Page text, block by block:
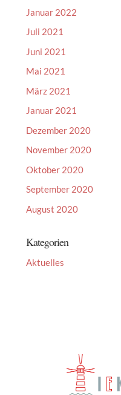
Januar 2022
Juli 2021
Juni 2021
Mai 2021
März 2021
Januar 2021
Dezember 2020
November 2020
Oktober 2020
September 2020
August 2020
Kategorien
Aktuelles